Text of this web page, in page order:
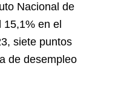
Nacional de
en el
siete puntos
de desempleo